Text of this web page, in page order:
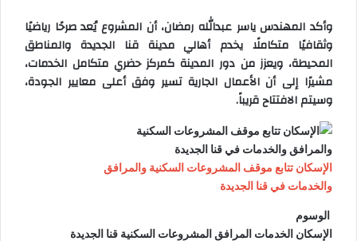
وأكد المهندس ياسر عبدالله رمضان، أن المشروع يُعد صرحًا رياضيًا
وثقافيًا متكاملًا يخدم أهالي مدينة قنا الجديدة والمناطق
المحيطة، ويعزز من دور المدينة كمركز حضري متكامل الخدمات،
مشيرًا إلى أن الأعمال الجارية تسير وفق أعلى معايير الجودة،
وسيتم الافتتاح قريباً.
الإسكان تتابع موقف المشروعات السكنية والمرافق
والخدمات في قنا الجديدة
الوسوم
الإسكان الخدمات المرافق المشروعات السكنية قنا الجديدة